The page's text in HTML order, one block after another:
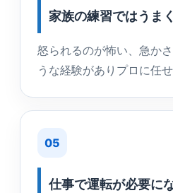
家族の練習ではうま
怒られるのが怖い、急か
うな経験がありプロに任せ
05
仕事で運転が必要に